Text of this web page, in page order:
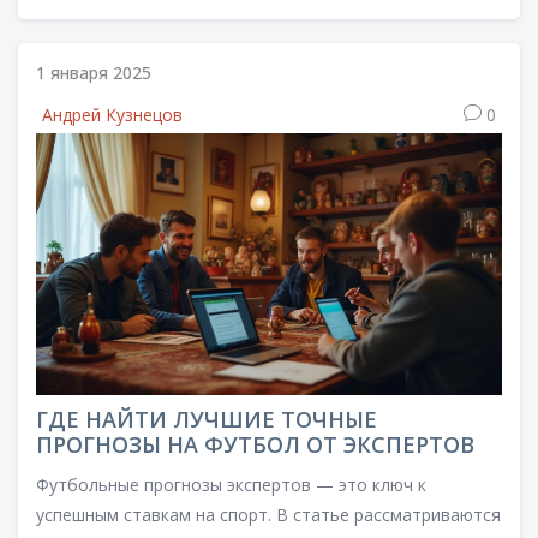
1 января 2025
Андрей Кузнецов
0
ГДЕ НАЙТИ ЛУЧШИЕ ТОЧНЫЕ
ПРОГНОЗЫ НА ФУТБОЛ ОТ ЭКСПЕРТОВ
Футбольные прогнозы экспертов — это ключ к
успешным ставкам на спорт. В статье рассматриваются